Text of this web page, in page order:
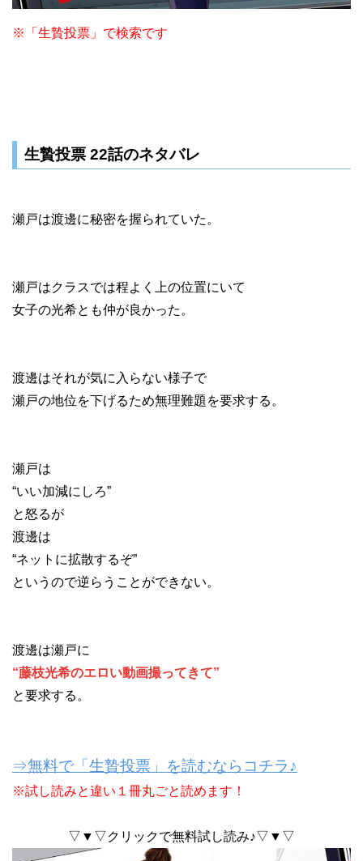
※「生贄投票」で検索です
生贄投票 22話のネタバレ
瀬戸は渡邊に秘密を握られていた。
瀬戸はクラスでは程よく上の位置にいて
女子の光希とも仲が良かった。
渡邊はそれが気に入らない様子で
瀬戸の地位を下げるため無理難題を要求する。
瀬戸は
“いい加減にしろ”
と怒るが
渡邊は
“ネットに拡散するぞ”
というので逆らうことができない。
渡邊は瀬戸に
“藤枝光希のエロい動画撮ってきて”
と要求する。
⇒無料で「生贄投票」を読むならコチラ♪
※試し読みと違い１冊丸ごと読めます！
▽▼▽クリックで無料試し読み♪▽▼▽